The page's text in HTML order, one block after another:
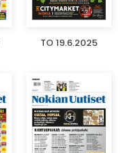
TO 19.6.2025